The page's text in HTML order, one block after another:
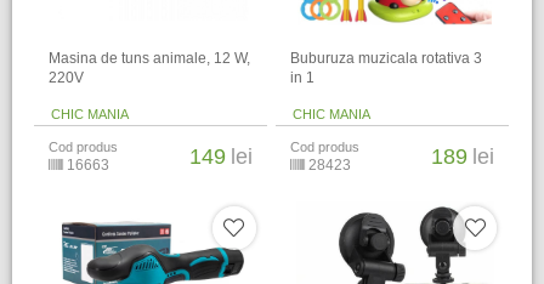
Masina de tuns animale, 12 W,
220V
CHIC MANIA
Cod produs
16663 149 lei
Buburuza muzicala rotativa 3
in 1
CHIC MANIA
Cod produs
28423 189 lei